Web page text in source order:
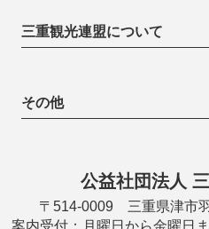
三重観光連盟について
その他
公益社団法人
〒514-0009 三重県津市
案内受付：月曜日から金曜日